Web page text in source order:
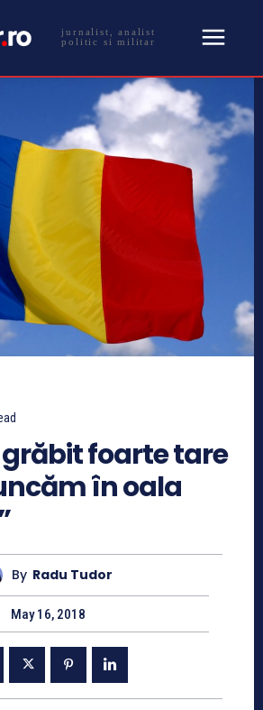
jurnalist, analist
politic si militar
foarte tare
în oala
By Radu Tudor
May 16, 2018